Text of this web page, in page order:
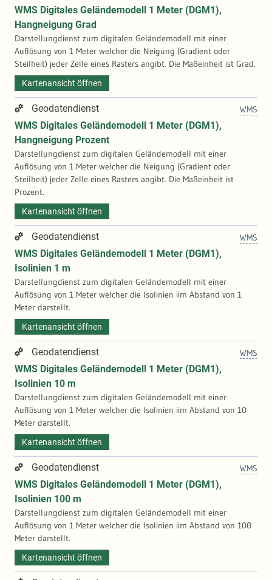
WMS Digitales Geländemodell 1 Meter (DGM1),
Hangneigung Grad
Darstellungdienst zum digitalen Geländemodell mit einer
Auflösung von 1 Meter welcher die Neigung (Gradient oder
Steilheit) jeder Zelle eines Rasters angibt. Die Maßeinheit ist Grad.
Kartenansicht öffnen
WMS
Geodatendienst
WMS Digitales Geländemodell 1 Meter (DGM1),
Hangneigung Prozent
Darstellungdienst zum digitalen Geländemodell mit einer
Auflösung von 1 Meter welcher die Neigung (Gradient oder
Steilheit) jeder Zelle eines Rasters angibt. Die Maßeinheit ist
Prozent.
Kartenansicht öffnen
WMS
Geodatendienst
WMS Digitales Geländemodell 1 Meter (DGM1),
Isolinien 1 m
Darstellungdienst zum digitalen Geländemodell mit einer
Auflösung von 1 Meter welcher die Isolinien iim Abstand von 1
Meter darstellt.
Kartenansicht öffnen
WMS
Geodatendienst
WMS Digitales Geländemodell 1 Meter (DGM1),
Isolinien 10 m
Darstellungdienst zum digitalen Geländemodell mit einer
Auflösung von 1 Meter welcher die Isolinien iim Abstand von 10
Meter darstellt.
Kartenansicht öffnen
WMS
Geodatendienst
WMS Digitales Geländemodell 1 Meter (DGM1),
Isolinien 100 m
Darstellungdienst zum digitalen Geländemodell mit einer
Auflösung von 1 Meter welcher die Isolinien iim Abstand von 100
Meter darstellt.
Kartenansicht öffnen